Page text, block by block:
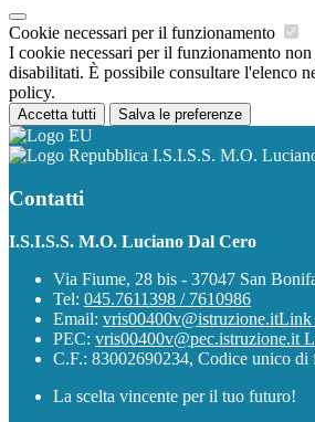
Cookie necessari per il funzionamento
I cookie necessari per il funzionamento non
disabilitati. È possibile consultare l'elenco
policy.
Accetta tutti Salva le preferenze
I.S.I.S.S. M.O.
Contatti
I.S.I.S.S. M.O. Luciano Dal Cero
Via Fiume, 28 bis - 37047 San
Tel: 045.7611398 / 7610986
Email: vris00400v@istruzione.itLink
PEC: vris00400v@pec.istruzione.it
C.F.: 83002690234, Codice unico
La scelta vincente per il tuo futuro!